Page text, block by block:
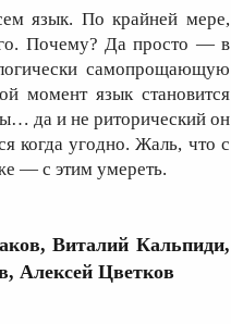
язык. По крайней мере,
Почему? Да просто — в
самопрощающую
момент язык становится
да и не риторический он
когда угодно. Жаль, что с
— с этим умереть.
Виталий Кальпиди,
Алексей Цветков